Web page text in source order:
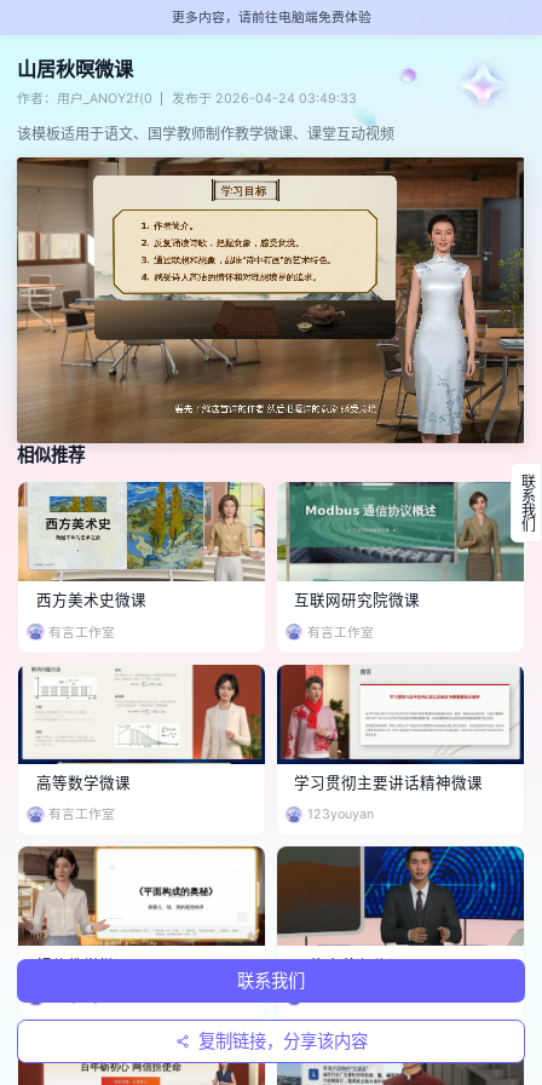
更多内容，请前往电脑端免费体验
山居秋暝微课
作者：用户_ANOY2f(0 发布于 2026-04-24 03:49:33
该模板适用于语文、国学教师制作教学微课、课堂互动视频
相似推荐
西方美术史微课
有言工作室
互联网研究院微课
有言工作室
高等数学微课
有言工作室
学习贯彻主要讲话精神微课
123youyan
视传教学微课 网络素养必修课
联系我们
复制链接，分享该内容
联系我们